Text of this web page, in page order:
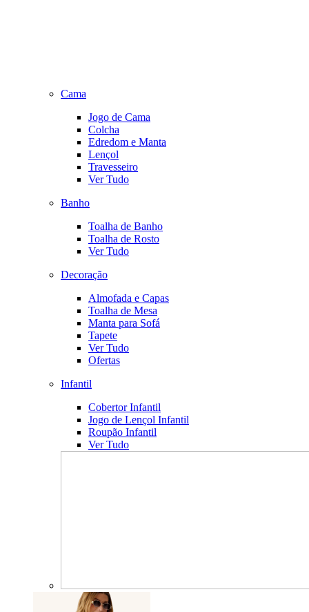
Cama
Jogo de Cama
Colcha
Edredom e Manta
Lençol
Travesseiro
Ver Tudo
Banho
Toalha de Banho
Toalha de Rosto
Ver Tudo
Decoração
Almofada e Capas
Toalha de Mesa
Manta para Sofá
Tapete
Ver Tudo
Ofertas
Infantil
Cobertor Infantil
Jogo de Lençol Infantil
Roupão Infantil
Ver Tudo